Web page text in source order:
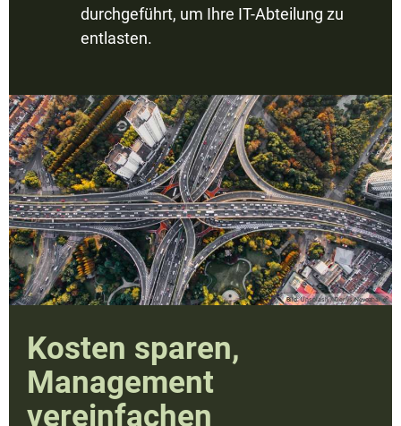
durchgeführt, um Ihre IT-Abteilung zu
entlasten.
Bild:Unsplash / Denys Nevozhai
Kosten sparen,
Management
vereinfachen